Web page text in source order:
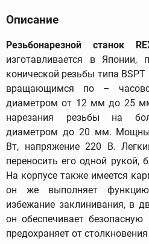
Описание
Резьбонарезной станок
изготавливается в Японии,
конической резьбы типа
вращающимся по –
диаметром от 12 мм до 25
нарезания резьбы на
диаметром до 20 мм.
Вт, напряжение 220 В.
переносить его одной рукой,
На корпусе также имеется
он же выполняет
избежание заклинивания, в
он обеспечивает
предохраняет от